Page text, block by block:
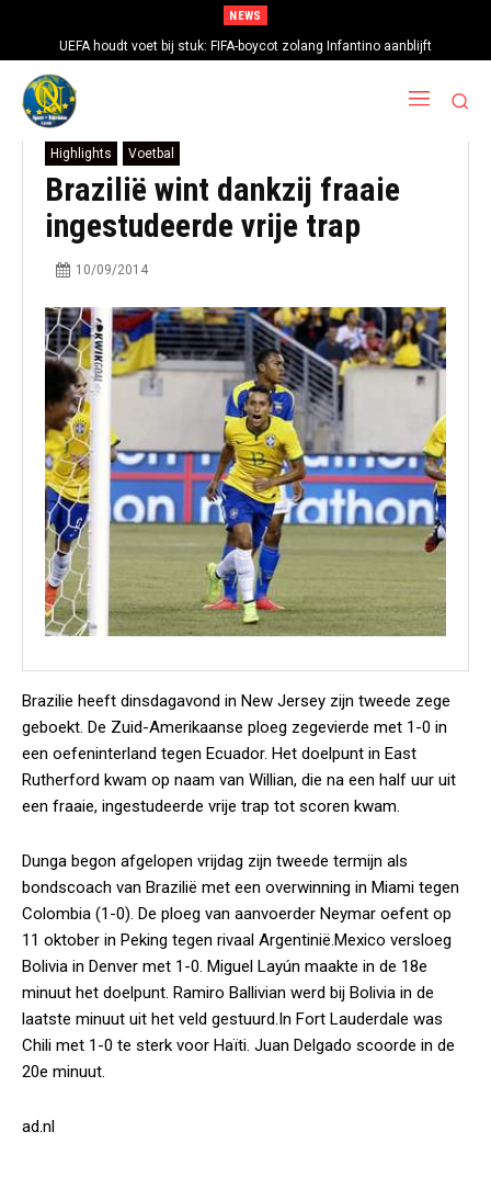
NEWS
UEFA houdt voet bij stuk: FIFA-boycot zolang Infantino aanblijft
Highlights Voetbal
Brazilië wint dankzij fraaie
ingestudeerde vrije trap
10/09/2014
Brazilie heeft dinsdagavond in New Jersey zijn tweede zege
geboekt. De Zuid-Amerikaanse ploeg zegevierde met 1-0 in
een oefeninterland tegen Ecuador. Het doelpunt in East
Rutherford kwam op naam van Willian, die na een half uur uit
een fraaie, ingestudeerde vrije trap tot scoren kwam.
Dunga begon afgelopen vrijdag zijn tweede termijn als
bondscoach van Brazilië met een overwinning in Miami tegen
Colombia (1-0). De ploeg van aanvoerder Neymar oefent op
11 oktober in Peking tegen rivaal Argentinië.Mexico versloeg
Bolivia in Denver met 1-0. Miguel Layún maakte in de 18e
minuut het doelpunt. Ramiro Ballivian werd bij Bolivia in de
laatste minuut uit het veld gestuurd.In Fort Lauderdale was
Chili met 1-0 te sterk voor Haïti. Juan Delgado scoorde in de
20e minuut.
ad.nl